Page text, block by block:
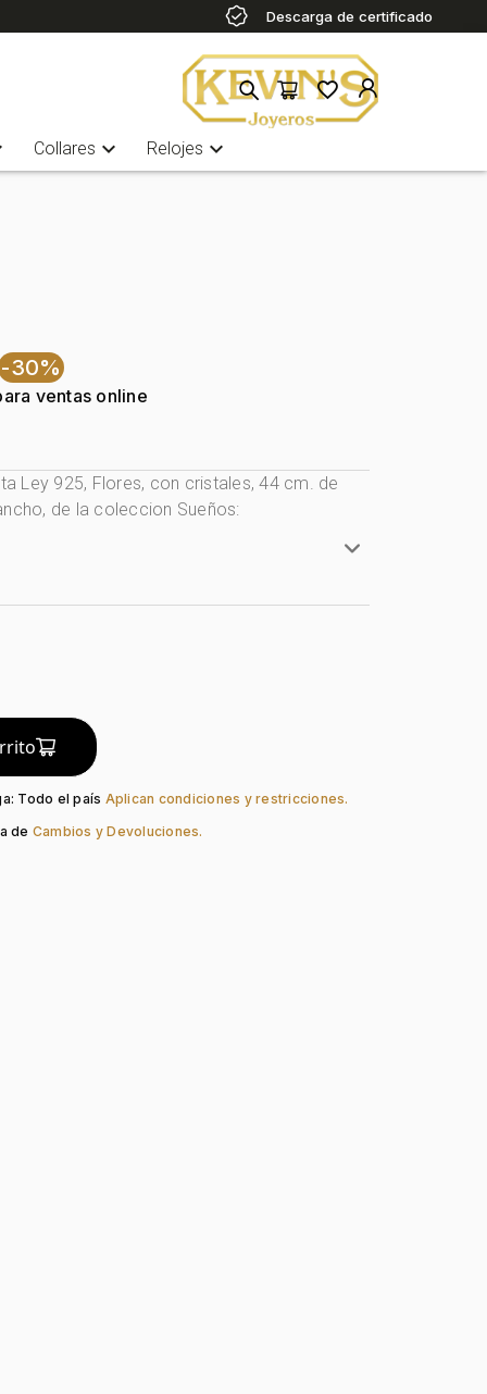
Descarga de certificado
Collares expand_more Relojes expand_more
-30%
ventas online
Ley 925, Flores, con cristales, 44 cm. de
de la coleccion Sueños:
Liso
Pico Loro
Todo el país Aplican condiciones y restricciones.
de Cambios y Devoluciones.